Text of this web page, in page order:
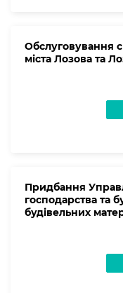
Обслуговування
міста Лозова та
Придбання
господарства та
будівельних